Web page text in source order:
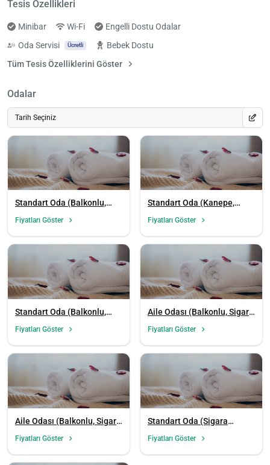
Tesis Özellikleri
Minibar Wi-Fi
Engelli Dostu Odalar
Oda Servisi
Ücretli
Bebek Dostu
Tüm Tesis Özelliklerini Göster
Odalar
Tarih Seçiniz
Standart Oda (Balkonlu,
Fiyatları Göster
Standart Oda (Kanepe,
Fiyatları Göster
Standart Oda (Balkonlu,
Fiyatları Göster
Aile Odası (Balkonlu, Sigara
Fiyatları Göster
Aile Odası (Balkonlu, Sigara
Fiyatları Göster
Standart Oda (Sigara
Fiyatları Göster